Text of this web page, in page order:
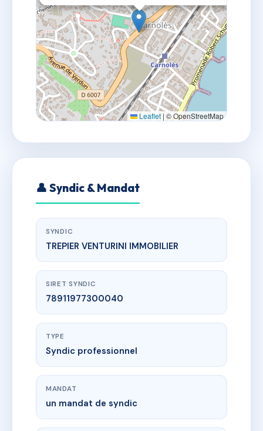
Leaflet | © OpenStreetMap
👤 Syndic & Mandat
SYNDIC
TREPIER VENTURINI IMMOBILIER
SIRET SYNDIC
78911977300040
TYPE
Syndic professionnel
MANDAT
un mandat de syndic